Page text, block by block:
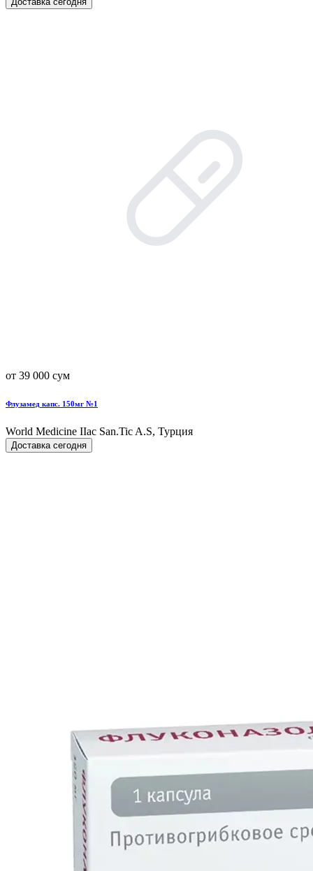
от 39 000 сум
Флузамед капс. 150мг №1
World Мedicine IIac San.Tic A.S, Турция
Доставка сегодня